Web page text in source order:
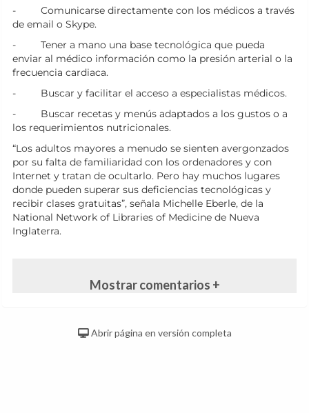
-
Comunicarse directamente con los médicos a través
de email o Skype.
-
Tener a mano una base tecnológica que pueda
enviar al médico información como la presión arterial o la
frecuencia cardiaca.
-
Buscar y facilitar el acceso a especialistas médicos.
-
Buscar recetas y menús adaptados a los gustos o a
los requerimientos nutricionales.
“Los adultos mayores a menudo se sienten avergonzados
por su falta de familiaridad con los ordenadores y con
Internet y tratan de ocultarlo. Pero hay muchos lugares
donde pueden superar sus deficiencias tecnológicas y
recibir clases gratuitas”, señala Michelle Eberle, de la
National Network of Libraries of Medicine de Nueva
Inglaterra.
Mostrar comentarios +
Abrir página en versión completa